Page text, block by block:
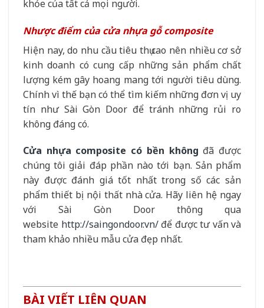
khỏe của tất cả mọi người.
Nhược điểm của cửa nhựa gỗ composite
Hiện nay, do nhu cầu tiêu thụ cao nên nhiều cơ sở
kinh doanh có cung cấp những sản phẩm chất
lượng kém gây hoang mang tới người tiêu dùng.
Chính vì thế bạn có thể tìm kiếm những đơn vị uy
tín như Sài Gòn Door để tránh những rủi ro
không đáng có.
Cửa nhựa composite có bền không đã được
chúng tôi giải đáp phần nào tới bạn. Sản phẩm
này được đánh giá tốt nhất trong số các sản
phẩm thiết bị nội thất nhà cửa. Hãy liên hệ ngay
với Sài Gòn Door thông qua
website http://saingondoor.vn/để được tư vấn và
tham khảo nhiều mẫu cửa đẹp nhất.
BÀI VIẾT LIÊN QUAN